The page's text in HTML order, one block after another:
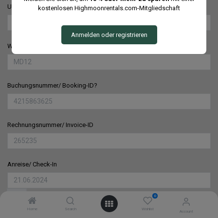
Home Search
0
Wishlist
Account
Unterkunftsadresse / Property Address*
Wohnungsbezeichnung / Apartment-ID
Buchungsnummer/ Booking-ID?
Rechnungsnummer/ Invoice-ID
Anreise/ Check-In
kostenlosen Highmoonrentals.com-Mitgliedschaft
Anmelden oder registrieren